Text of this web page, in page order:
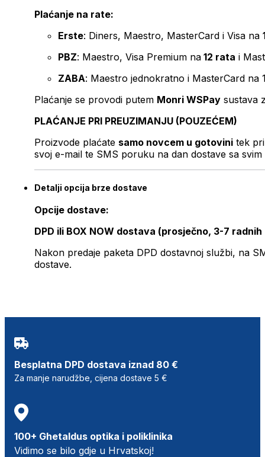
Plaćanje na rate:
Erste: Diners, Maestro, MasterCard i Visa na
PBZ: Maestro, Visa Premium na 12 rata i
ZABA: Maestro jednokratno i MasterCard na
Plaćanje se provodi putem Monri WSPay sustava
PLAĆANJE PRI PREUZIMANJU (POUZEĆEM)
Proizvode plaćate samo novcem u gotovini tek
svoj e-mail te SMS poruku na dan dostave sa svim
Detalji opcija brze dostave
Opcije dostave:
DPD ili BOX NOW dostava (prosječno, 3-7 radnih
Nakon predaje paketa DPD dostavnoj službi, na
dostave.
Besplatna DPD dostava iznad 80 €
Za manje narudžbe, cijena dostave 5 €
100+ Ghetaldus optika i poliklinika
Vidimo se bilo gdje u Hrvatskoj!